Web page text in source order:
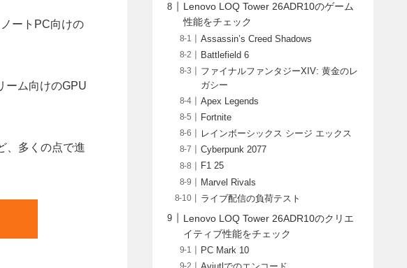
ートPC向けの
ーム向けのGPU
、多くの点で進
Lenovo LOQ Tower 26ADR10のゲーム
性能をチェック
Assassin’s Creed Shadows
Battlefield 6
ファイナルファンタジーXIV: 黄金のレ
ガシー
Apex Legends
Fortnite
レインボーシックス シージ エックス
Cyberpunk 2077
F1 25
Marvel Rivals
ライブ配信の負荷テスト
Lenovo LOQ Tower 26ADR10のクリエ
イティブ性能をチェック
PC Mark 10